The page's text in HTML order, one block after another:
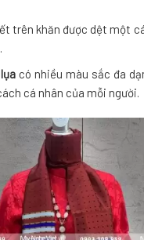
trên khăn được dệt một
có nhiều màu sắc đa
cá nhân của mỗi người.